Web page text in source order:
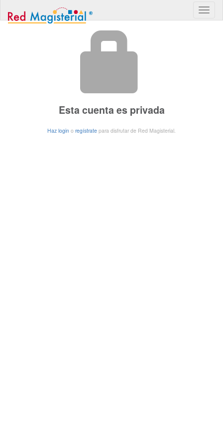
Esta cuenta es privada
Haz login o regístrate para disfrutar de Red Magisterial.